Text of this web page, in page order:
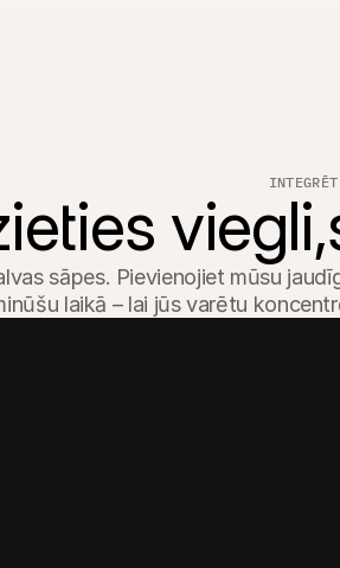
INTEGRĒT
sāpes. Pievienojiet mūsu
laikā – lai jūs varētu